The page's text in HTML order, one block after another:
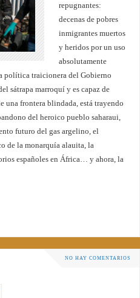
repugnantes:
decenas de pobres
inmigrantes muertos
y heridos por un uso
absolutamente
política traicionera del Gobierno
sátrapa marroquí y es capaz de
una frontera blindada, está trayendo
del heroico pueblo saharaui,
futuro del gas argelino, el
de la monarquía alauita, la
españoles en África… y ahora, la
NO HAY COMENTARIOS